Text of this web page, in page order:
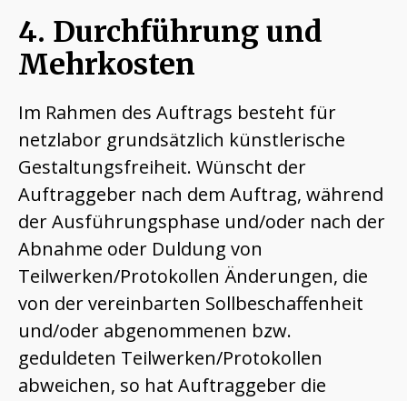
4. Durchführung und
Mehrkosten
Im Rahmen des Auftrags besteht für
netzlabor grundsätzlich künstlerische
Gestaltungsfreiheit. Wünscht der
Auftraggeber nach dem Auftrag, während
der Ausführungsphase und/oder nach der
Abnahme oder Duldung von
Teilwerken/Protokollen Änderungen, die
von der vereinbarten Sollbeschaffenheit
und/oder abgenommenen bzw.
geduldeten Teilwerken/Protokollen
abweichen, so hat Auftraggeber die